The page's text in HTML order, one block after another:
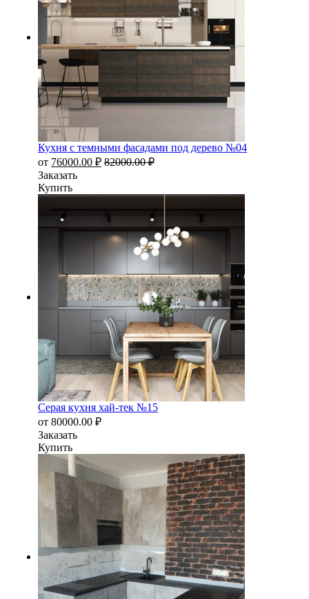
Кухня с темными фасадами под дерево №04
от 76000.00 ₽ 82000.00₽
Заказать
Купить
Серая кухня хай-тек №15
от 80000.00 ₽
Заказать
Купить